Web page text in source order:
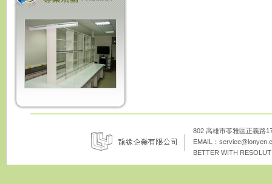
802 高雄市苓雅區正義
EMAIL：
BETTER WITH